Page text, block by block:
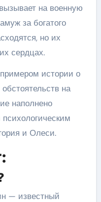
на военную
за богатого
но их
сердцах.
истории о
на
наполнено
и Олеси.
— известный